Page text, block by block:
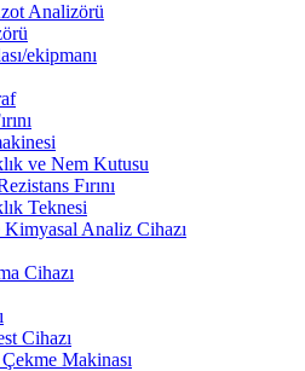
Analizörü
ekipmanı
ve Nem Kutusu
Fırını
Teknesi
Analiz Cihazı
Cihazı
Cihazı
Makinası